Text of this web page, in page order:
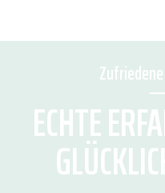
ECHTE